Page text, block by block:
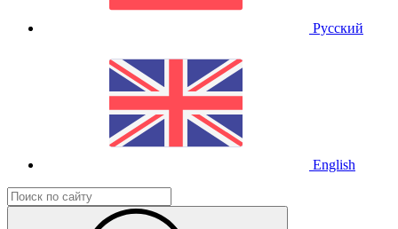
Русский
English